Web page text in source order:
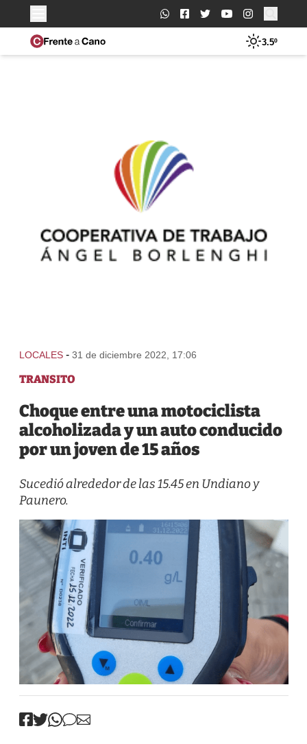
Buscar:
3.5º
LOCALES - 31 de diciembre 2022, 17:06
TRANSITO
Choque entre una motociclista
alcoholizada y un auto conducido
por un joven de 15 años
Sucedió alrededor de las 15.45 en Undiano y
Paunero.